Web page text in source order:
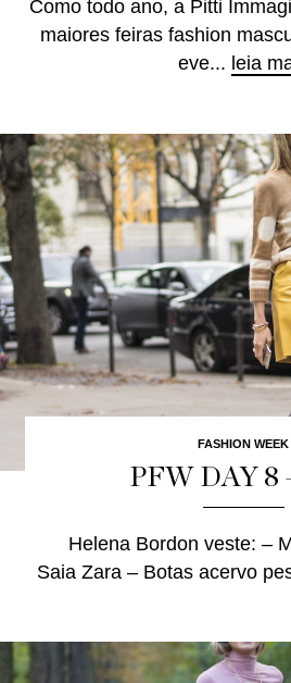
Como todo ano, a Pitti
maiores feiras fashion
eve... leia
FASHION WEEK
PFW DAY 8
Helena Bordon veste: –
Saia Zara – Botas acervo